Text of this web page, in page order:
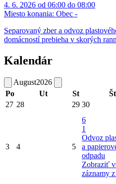
4. 6. 2026 od 06:00 do 08:00
Miesto konania: Obec -
Separovaný zber a odvoz
domácností prebieha v skorých
Kalendár
August2026
Po
Ut St Št
27 28 29 30
3 4 5
6
1
Odvoz
a
odpadu
Zobraziť
záznamy